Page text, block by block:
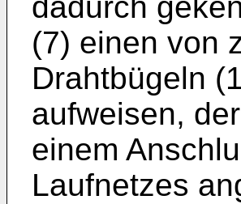
(7) einen von
Drahtbügeln
aufweisen,
einem
Laufnetzes